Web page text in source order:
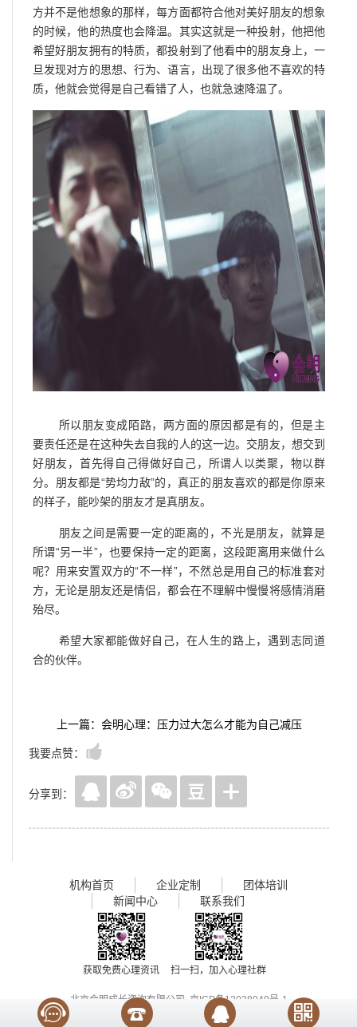
方并不是他想象的那样，每方面都符合他对美好朋友的想象
的时候，他的热度也会降温。其实这就是一种投射，他把他
希望好朋友拥有的特质，都投射到了他看中的朋友身上，一
旦发现对方的思想、行为、语言，出现了很多他不喜欢的特
质，他就会觉得是自己看错了人，也就急速降温了。
所以朋友变成陌路，两方面的原因都是有的，但是主
要责任还是在这种失去自我的人的这一边。交朋友，想交到
好朋友，首先得自己得做好自己，所谓人以类聚，物以群
分。朋友都是“势均力敌”的，真正的朋友喜欢的都是你原来
的样子，能吵架的朋友才是真朋友。
朋友之间是需要一定的距离的，不光是朋友，就算是
所谓“另一半”，也要保持一定的距离，这段距离用来做什么
呢？用来安置双方的“不一样”，不然总是用自己的标准套对
方，无论是朋友还是情侣，都会在不理解中慢慢将感情消磨
殆尽。
希望大家都能做好自己，在人生的路上，遇到志同道
合的伙伴。
上一篇：会明心理：压力过大怎么才能为自己减压
我要点赞：
分享到：
机构首页 企业定制
团体培训
新闻中心
联系我们
获取免费心理资讯 扫一扫，加入心理社群
北京会明成长咨询有限公司 京ICP备13028049号-1
Copyright 2017 www.huimingcz.com, All Rights Reserved